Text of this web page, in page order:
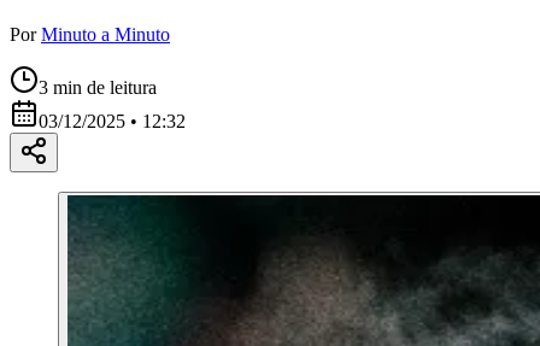
Por Minuto a Minuto
3 min de leitura
03/12/2025 • 12:32